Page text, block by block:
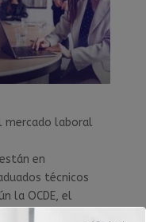
mercado laboral
en
técnicos
la OCDE, el